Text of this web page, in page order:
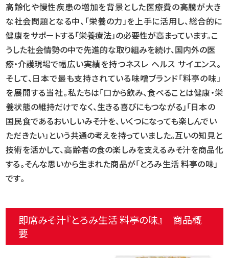
高齢化や慢性疾患の増加を背景とした医療費の高騰が大き
な社会問題となる中、「栄養の力」を上手に活用し、総合的に
健康をサポートする「栄養療法」の必要性が高まっています。こ
うした社会情勢の中で先進的な取り組みを続け、国内外の医
療・介護現場で幅広い実績を持つネスレ ヘルス サイエンス。
そして、日本で最も支持されている味噌ブランド「料亭の味」
を展開する当社。私たちは「口から飲み、食べることは健康・栄
養状態の維持だけでなく、生きる喜びにもつながる」「日本の
国民食であるおいしいみそ汁を、いくつになっても楽しんでい
ただきたい」という共通の考えを持っていました。互いの知見と
技術を活かして、高齢者の食の楽しみを支えるみそ汁を商品化
する。そんな思いから生まれた商品が「とろみ生活 料亭の味」
です。
即席みそ汁『とろみ生活 料亭の味』 商品概
要